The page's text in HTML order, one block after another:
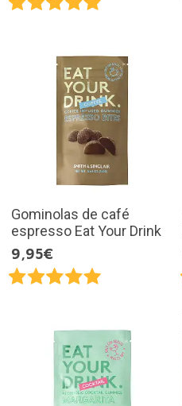
Gominolas de café
espresso Eat Your Drink
9,95€